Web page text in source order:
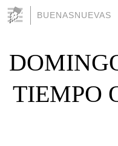
BUENASNUEVAS
TIEMPO